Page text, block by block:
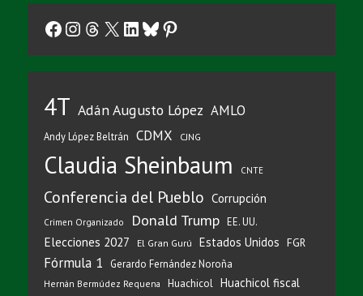
Facebook
Instagram
Threads
X LinkedIn
Bluesky
Pinterest
4T Adán Augusto López AMLO
Andy López Beltrán CDMX CJNG
Claudia Sheinbaum CNTE
Conferencia del Pueblo Corrupción
Crimen Organizado Donald Trump EE. UU.
Elecciones 2027 El Gran Gurú Estados Unidos FGR
Fórmula 1 Gerardo Fernández Noroña
Hernán Bermúdez Requena Huachicol Huachicol fiscal